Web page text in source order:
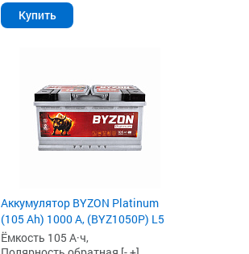
Купить
Аккумулятор BYZON Platinum
(105 Ah) 1000 А, (BYZ1050P) L5
Ёмкость 105 А·ч,